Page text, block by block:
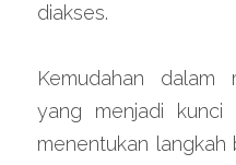
diakses.
Kemudahan dalam
yang menjadi
menentukan langkah